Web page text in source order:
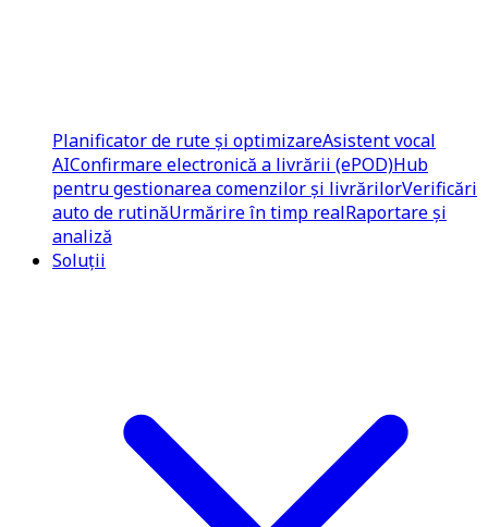
Planificator de rute și optimizareAsistent vocal
AIConfirmare electronică a livrării (ePOD)Hub
pentru gestionarea comenzilor și livrărilorVerificări
auto de rutinăUrmărire în timp realRaportare și
analiză
Soluții